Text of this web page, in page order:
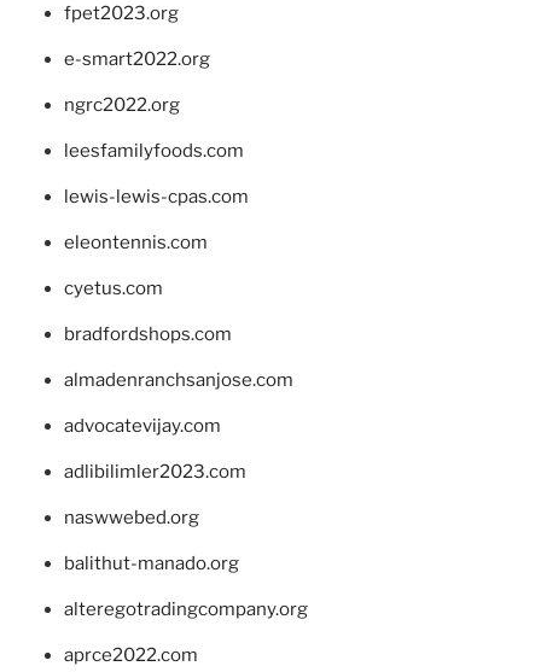
fpet2023.org
e-smart2022.org
ngrc2022.org
leesfamilyfoods.com
lewis-lewis-cpas.com
eleontennis.com
cyetus.com
bradfordshops.com
almadenranchsanjose.com
advocatevijay.com
adlibilimler2023.com
naswwebed.org
balithut-manado.org
alteregotradingcompany.org
aprce2022.com